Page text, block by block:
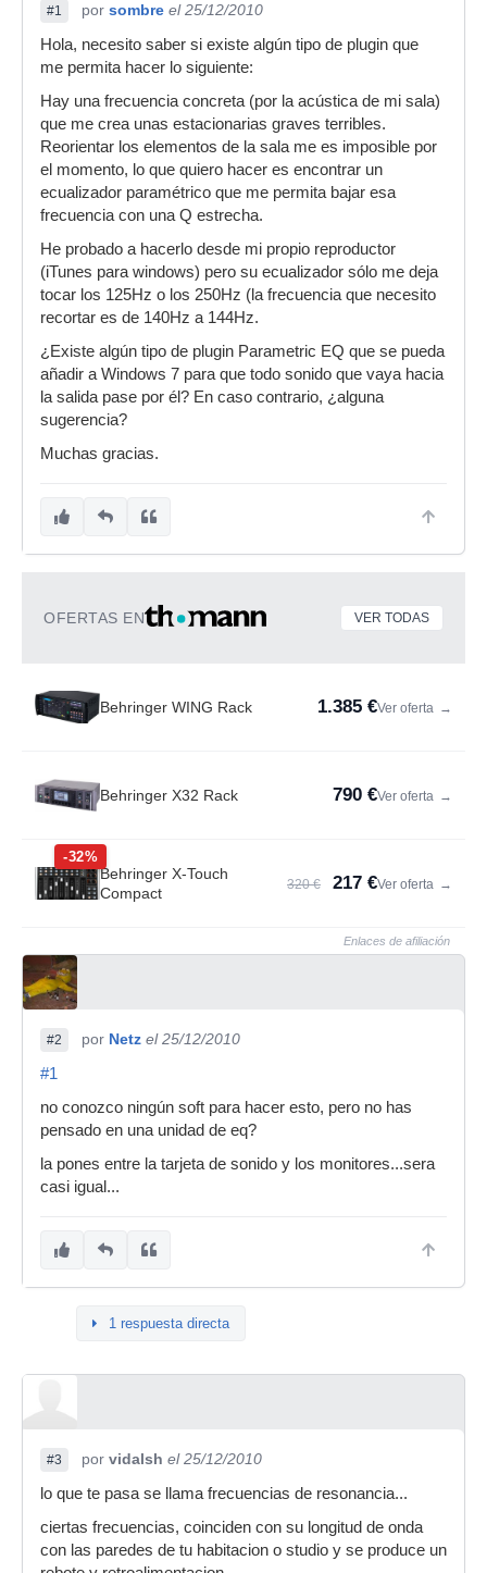
#1 por sombre el 25/12/2010
Hola, necesito saber si existe algún tipo de plugin que
me permita hacer lo siguiente:
Hay una frecuencia concreta (por la acústica de mi sala)
que me crea unas estacionarias graves terribles.
Reorientar los elementos de la sala me es imposible por
el momento, lo que quiero hacer es encontrar un
ecualizador paramétrico que me permita bajar esa
frecuencia con una Q estrecha.
He probado a hacerlo desde mi propio reproductor
(iTunes para windows) pero su ecualizador sólo me deja
tocar los 125Hz o los 250Hz (la frecuencia que necesito
recortar es de 140Hz a 144Hz.
¿Existe algún tipo de plugin Parametric EQ que se pueda
añadir a Windows 7 para que todo sonido que vaya hacia
la salida pase por él? En caso contrario, ¿alguna
sugerencia?
Muchas gracias.
OFERTAS EN VER TODAS
Behringer WING Rack 1.385 €Ver oferta →
Behringer X32 Rack 790 €Ver oferta →
-32%
Behringer X-Touch
Compact
320 € 217 €Ver oferta →
Enlaces de afiliación
#2 por Netz el 25/12/2010
#1
no conozco ningún soft para hacer esto, pero no has
pensado en una unidad de eq?
la pones entre la tarjeta de sonido y los monitores...sera
casi igual...
1 respuesta directa
#3 por vidalsh el 25/12/2010
lo que te pasa se llama frecuencias de resonancia...
ciertas frecuencias, coinciden con su longitud de onda
con las paredes de tu habitacion o studio y se produce un